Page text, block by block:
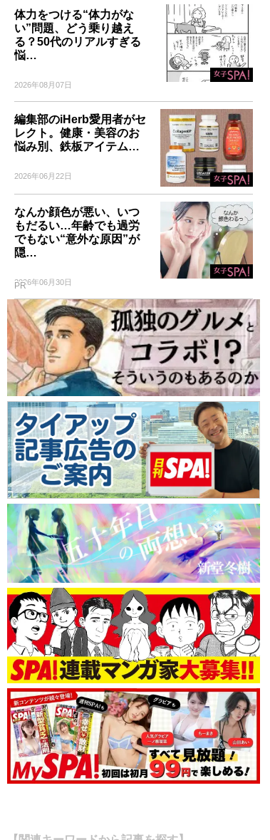
体力をつける“体力がな
い”問題、どう乗り越え
る？50代のリアルすぎる
悩…
2026年08月07日
編集部のiHerb愛用者がセ
レクト。健康・美容のお
悩み別、鉄板アイテム…
2026年06月22日
なんか顔色が悪い、いつ
もだるい…年齢でも過労
でもない“意外な原因”が
隠…
2026年06月30日
PR